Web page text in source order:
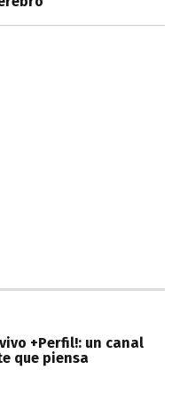
vivo +Perfil!: un canal
que piensa